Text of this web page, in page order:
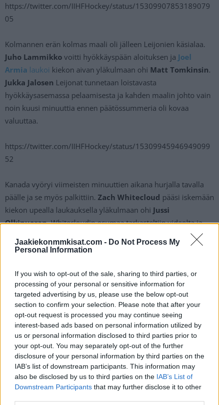
Jaakiekonmmkisat.com - Do Not Process My
Personal Information
If you wish to opt-out of the sale, sharing to third parties, or
processing of your personal or sensitive information for
targeted advertising by us, please use the below opt-out
section to confirm your selection. Please note that after your
opt-out request is processed you may continue seeing
interest-based ads based on personal information utilized by
us or personal information disclosed to third parties prior to
your opt-out. You may separately opt-out of the further
disclosure of your personal information by third parties on the
IAB’s list of downstream participants. This information may
also be disclosed by us to third parties on the IAB’s List of
Downstream Participants that may further disclose it to other
https://twitter.com/IIHFHockey/status/15309907853189079
05
Kolmannen erän kolmas maali oli jälleen Leijonien käsialaa.
Juho Lammikko voitti hyökkäyspään aloituksen ja Joel
Armia laukoi kiekon aivan yläkulmaan ohi Matt Tomkinsin.
Jukka Jalosen Leijonat tunnetaan loistavasta
hyökkäysasemassa pelaamisesta ja kahden maalin johto vain
noin kuusi minuuttia ennen päätössummeria oli kovaa
valuuttaa.
https://twitter.com/IIHFHockey/status/15309945946949099
52
Kanada vyöryi viimeisten minuuttien aikana hurjalla tavalla
päälle ja se myös palkittiin. Zach Whitecloud pääsi iskemään
kiekon upealla laukauksella yläkulmaan ohi Jussi
Olkinuoran. Whitecloudin osumaa tarkasteltiin videolta ja
Kanada pääsi
kaventamaan tilanteeksi 3-2.
https://twitter.com/HockeyNewsHub/status/1530996281463
668737
Kanada pääsi tasoittamaan ilman maalivahtia tilanteeksi 3-3,
kunMaxime Comtoispääsi iskemään kiekon verkkoon .
Näistä lukemista lähdettiin jatkoeriin, joten toista vuotta
peräkkäin MM-finaali näiden maiden välillä eteni jatkoerään.
https://twitter.com/IIHFHockey/status/15309972126997749